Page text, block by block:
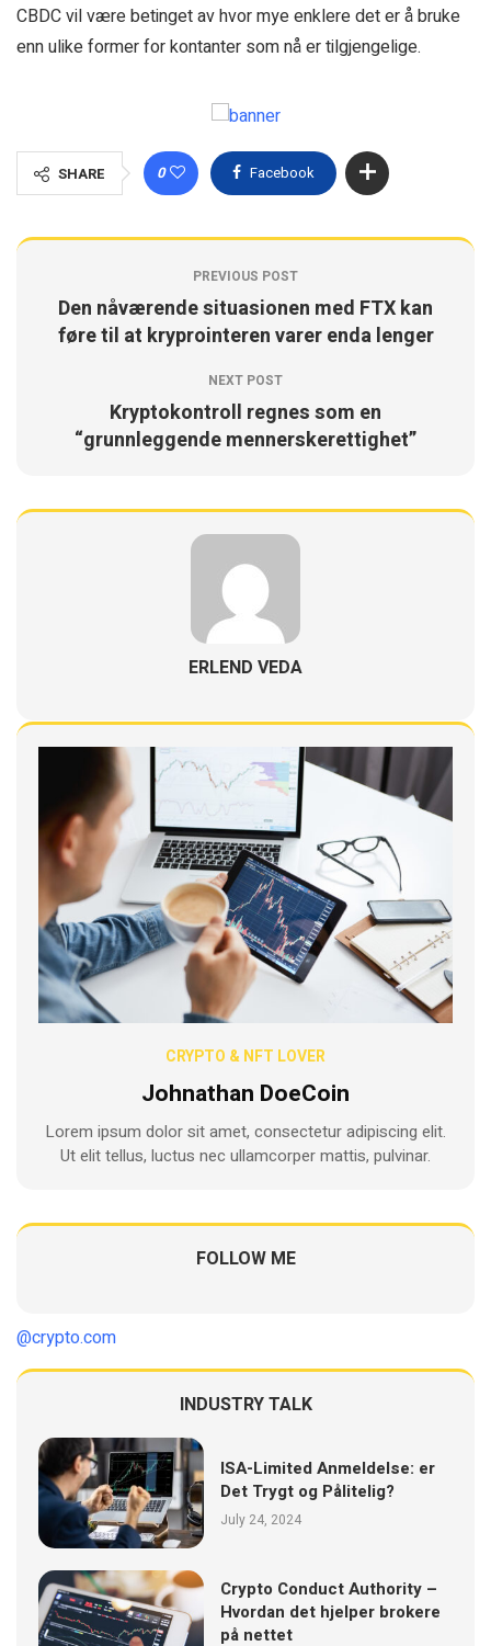
CBDC vil være betinget av hvor mye enklere det er å bruke
enn ulike former for kontanter som nå er tilgjengelige.
SHARE 0 Facebook
PREVIOUS POST
Den nåværende situasionen med FTX kan
føre til at kryprointeren varer enda lenger
NEXT POST
Kryptokontroll regnes som en
“grunnleggende mennerskerettighet”
ERLEND VEDA
CRYPTO & NFT LOVER
Johnathan DoeCoin
Lorem ipsum dolor sit amet, consectetur adipiscing elit.
Ut elit tellus, luctus nec ullamcorper mattis, pulvinar.
FOLLOW ME
@crypto.com
INDUSTRY TALK
ISA-Limited Anmeldelse: er
Det Trygt og Pålitelig?
July 24, 2024
Crypto Conduct Authority –
Hvordan det hjelper brokere
på nettet